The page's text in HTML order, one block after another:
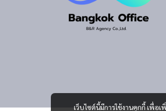
เว็บไซต์นี้มีการใช้งานคุกกี้ เพื่อ